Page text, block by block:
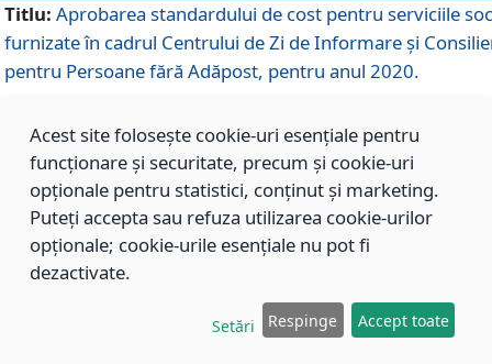
Titlu: Aprobarea standardului de cost pentru serviciile
furnizate în cadrul Centrului de Zi de Informare și
pentru Persoane fără Adăpost, pentru anul 2020.
827/10.12.2019
Aprobarea standardului de cost pentru serviciile
furnizate în cadrul Centrului Rezidențial pentru Persoane
Adăpost, pentru anul 2020.
Aprobarea standardului de cost pentru serviciile
Acest site folosește cookie-uri esențiale pentru
funcționare și securitate, precum și cookie-uri
opționale pentru statistici, conținut și marketing.
Puteți accepta sau refuza utilizarea cookie-urilor
opționale; cookie-urile esențiale nu pot fi
dezactivate.
Setări Respinge Accept toate